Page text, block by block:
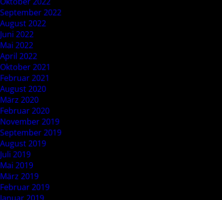
September 2022
August 2022
Juni 2022
Mai 2022
April 2022
Oktober 2021
Februar 2021
August 2020
März 2020
Februar 2020
November 2019
September 2019
August 2019
Juli 2019
Mai 2019
März 2019
Februar 2019